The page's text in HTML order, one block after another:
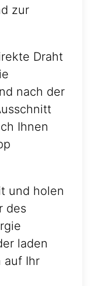
zur
Draht
nach der
Ihnen
und holen
des
laden
auf Ihr